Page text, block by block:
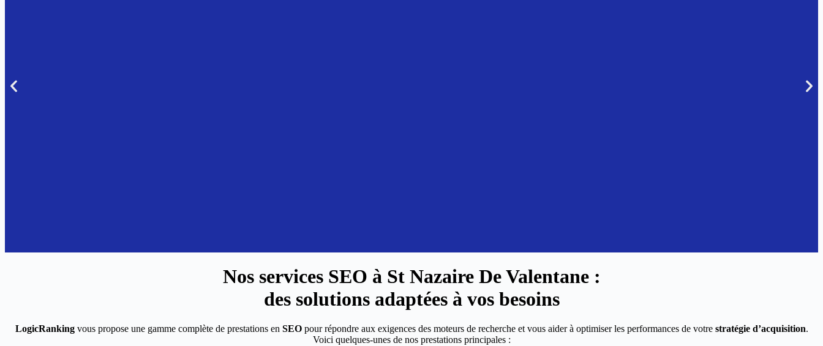
Nos services SEO à St Nazaire De Valentane :
des solutions adaptées à vos besoins
LogicRankingvous propose une gamme complète de prestations en SEOpour répondre aux exigences des moteurs de recherche et vous aider à optimiser les performances de votre stratégie d’acquisition.
Voici quelques-unes de nos prestations principales :